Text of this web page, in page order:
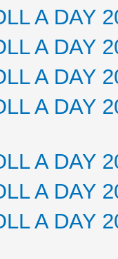
A DAY
A DAY
A DAY
A DAY
A DAY
A DAY
A DAY